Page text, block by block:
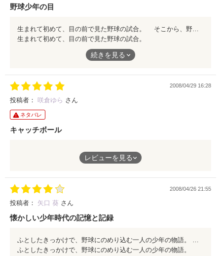
野球少年の目
生まれて初めて、目の前で見た野球の試合。 そこから、野球にのめり込んだ主人公・誠。 野球を通して、彼が、学んだこととは――？ 揺れ動く主人公の心情が、丁寧に描かれた作品です。 彼を取り巻く家族や友達からも目が離せません。 読後は、爽やかな風に包まれることでしょう。是非、お読み下さい！
生まれて初めて、目の前で見た野球の試合。
そこから、野球にのめり込んだ主人公・誠。
い！
続きを見る
2008/04/29 16:28
投稿者： 咲倉ゆら さん
ネタバレ
キャッチボール
特別でも何でもない、普通の日常。
何気なく過ぎていくようで、でもただ過ぎていくんじゃない。
中で、いい事も悪い事も経験しながら、一生懸命に生きてる。
……そんな時代、アナタにも、ありましたよね？
レビューを見る
2008/04/26 21:55
投稿者： 矢口 葵 さん
懐かしい少年時代の記憶と記録
ふとしたきっかけで、野球にのめり込む一人の少年の物語。 そのどこか懐かしさを感じるほっとする雰囲気が、胸に癒しを与えてくれます。 人生において大切な事。 それをスポーツを通して学んでいく姿。 大人になるにつれ汚れざるをえない心をさっぱりとさせてくれるような、そんな作品です♪
ふとしたきっかけで、野球にのめり込む一人の少年の物語。